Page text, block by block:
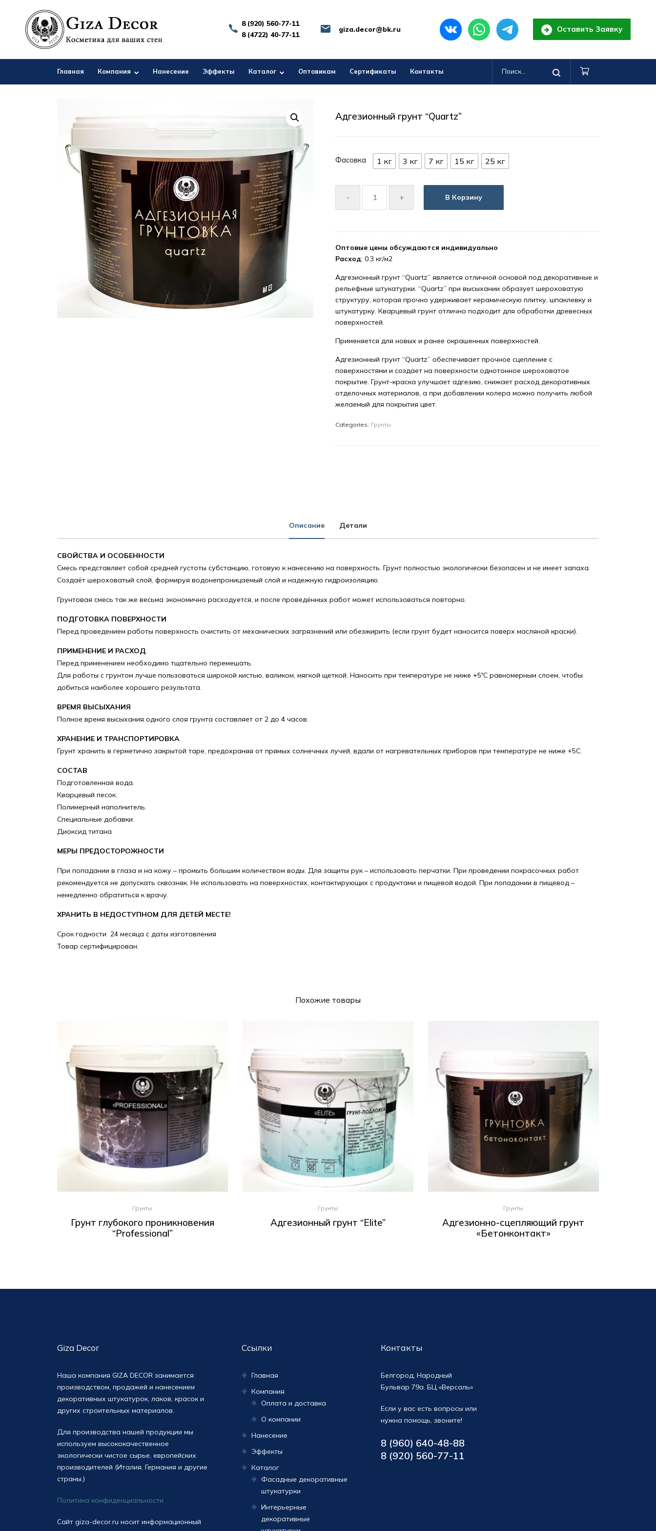
8 (920) 560-77-11
8 (4722) 40-77-11
giza.decor@bk.ru Оставить Заявку
Главная Компания Нанесение Эффекты Каталог Оптовикам Сертификаты Контакты
Адгезионный грунт “Quartz”
Оптовые цены обсуждаются индивидуально
Расход: 0.3 кг/м2
Адгезионный грунт “Quartz” является отличной основой под декоративные и
рельефные штукатурки. “Quartz” при высыхании образует шероховатую
структуру, которая прочно удерживает керамическую плитку, шпаклевку и
штукатурку. Кварцевый грунт отлично подходит для обработки древесных
поверхностей.
Применяется для новых и ранее окрашенных поверхностей.
Адгезионный грунт “Quartz” обеспечивает прочное сцепление с
поверхностями и создает на поверхности однотонное шероховатое
покрытие. Грунт-краска улучшает адгезию, снижает расход декоративных
отделочных материалов, а при добавлении колера можно получить любой
желаемый для покрытия цвет.
Фасовка 1 кг 3 кг 7 кг 15 кг 25 кг
В Корзину
Categories: Грунты
Описание Детали
СВОЙСТВА И ОСОБЕННОСТИ
Смесь представляет собой средней густоты субстанцию, готовую к нанесению на поверхность. Грунт полностью экологически безопасен и не имеет запаха.
Создаёт шероховатый слой, формируя водонепроницаемый слой и надежную гидроизоляцию.
Грунтовая смесь так же весьма экономично расходуется, и после проведённых работ может использоваться повторно.
ПОДГОТОВКА ПОВЕРХНОСТИ
Перед проведением работы поверхность очистить от механических загрязнений или обезжирить (если грунт будет наносится поверх масляной краски).
ПРИМЕНЕНИЕ И РАСХОД
Перед применением необходимо тщательно перемешать.
Для работы с грунтом лучше пользоваться широкой кистью, валиком, мягкой щеткой. Наносить при температуре не ниже +5ºС равномерным слоем, чтобы
добиться наиболее хорошего результата.
ВРЕМЯ ВЫСЫХАНИЯ
Полное время высыхания одного слоя грунта составляет от 2 до 4 часов.
ХРАНЕНИЕ И ТРАНСПОРТИРОВКА
Грунт хранить в герметично закрытой таре, предохраняя от прямых солнечных лучей, вдали от нагревательных приборов при температуре не ниже +5С.
СОСТАВ
Подготовленная вода.
Кварцевый песок.
Полимерный наполнитель.
Специальные добавки.
Диоксид титана
МЕРЫ ПРЕДОСТОРОЖНОСТИ
При попадании в глаза и на кожу – промыть большим количеством воды. Для защиты рук – использовать перчатки. При проведении покрасочных работ
рекомендуется не допускать сквозняк. Не использовать на поверхностях, контактирующих с продуктами и пищевой водой. При попадании в пищевод –
немедленно обратиться к врачу.
ХРАНИТЬ В НЕДОСТУПНОМ ДЛЯ ДЕТЕЙ МЕСТЕ!
Срок годности 24 месяца с даты изготовления
Товар сертифицирован.
Похожие товары
Грунты
Грунт глубокого проникновения
“Professional”
Грунты
Адгезионный грунт “Elite”
Грунты
Адгезионно-сцепляющий грунт
«Бетонконтакт»
Giza Decor
Наша компания GIZA DECOR занимается
производством, продажей и нанесением
декоративных штукатурок, лаков, красок и
других строительных материалов.
Для производства нашей продукции мы
используем высококачественное
экологически чистое сырье, европейских
производителей (Италия, Германия и другие
страны.)
Политика конфиденциальности
Сайт giza-decor.ru носит информационный
Ссылки
Главная
Компания
Оплата и доставка
О компании
Нанесение
Эффекты
Каталог
Фасадные декоративные
штукатурки
Интерьерные
декоративные
Контакты
Белгород, Народный
Бульвар 79а. БЦ «Версаль»
Если у вас есть вопросы или
нужна помощь, звоните!
8 (960) 640-48-88
8 (920) 560-77-11